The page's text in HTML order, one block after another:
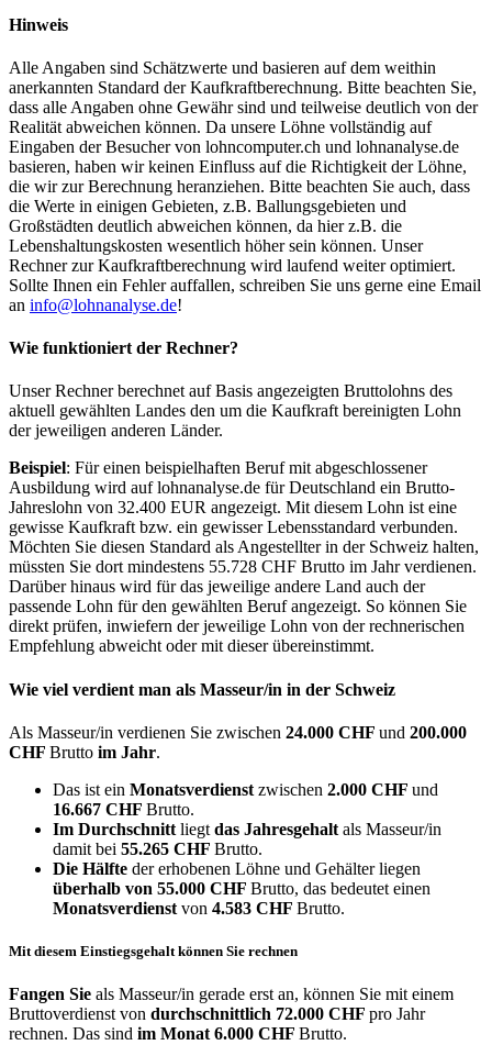
Hinweis
Alle Angaben sind Schätzwerte und basieren auf dem weithin
anerkannten Standard der Kaufkraftberechnung. Bitte beachten Sie,
dass alle Angaben ohne Gewähr sind und teilweise deutlich von der
Realität abweichen können. Da unsere Löhne vollständig auf
Eingaben der Besucher von lohncomputer.ch und lohnanalyse.de
basieren, haben wir keinen Einfluss auf die Richtigkeit der Löhne,
die wir zur Berechnung heranziehen. Bitte beachten Sie auch, dass
die Werte in einigen Gebieten, z.B. Ballungsgebieten und
Großstädten deutlich abweichen können, da hier z.B. die
Lebenshaltungskosten wesentlich höher sein können. Unser
Rechner zur Kaufkraftberechnung wird laufend weiter optimiert.
Sollte Ihnen ein Fehler auffallen, schreiben Sie uns gerne eine Email
an info@lohnanalyse.de!
Wie funktioniert der Rechner?
Unser Rechner berechnet auf Basis angezeigten Bruttolohns des
aktuell gewählten Landes den um die Kaufkraft bereinigten Lohn
der jeweiligen anderen Länder.
Beispiel: Für einen beispielhaften Beruf mit abgeschlossener
Ausbildung wird auf lohnanalyse.de für Deutschland ein Brutto-
Jahreslohn von 32.400 EUR angezeigt. Mit diesem Lohn ist eine
gewisse Kaufkraft bzw. ein gewisser Lebensstandard verbunden.
Möchten Sie diesen Standard als Angestellter in der Schweiz halten,
müssten Sie dort mindestens 55.728 CHF Brutto im Jahr verdienen.
Darüber hinaus wird für das jeweilige andere Land auch der
passende Lohn für den gewählten Beruf angezeigt. So können Sie
direkt prüfen, inwiefern der jeweilige Lohn von der rechnerischen
Empfehlung abweicht oder mit dieser übereinstimmt.
Wie viel verdient man als Masseur/in in der Schweiz
Als Masseur/in verdienen Sie zwischen 24.000 CHF und 200.000
CHF Brutto im Jahr.
Das ist ein Monatsverdienst zwischen 2.000 CHF und
16.667 CHF Brutto.
Im Durchschnitt liegt das Jahresgehalt als Masseur/in
damit bei 55.265 CHF Brutto.
Die Hälfte der erhobenen Löhne und Gehälter liegen
überhalb von 55.000 CHF Brutto, das bedeutet einen
Monatsverdienst von 4.583 CHF Brutto.
Mit diesem Einstiegsgehalt können Sie rechnen
Fangen Sie als Masseur/in gerade erst an, können Sie mit einem
Bruttoverdienst von durchschnittlich 72.000 CHF pro Jahr
rechnen. Das sind im Monat 6.000 CHF Brutto.